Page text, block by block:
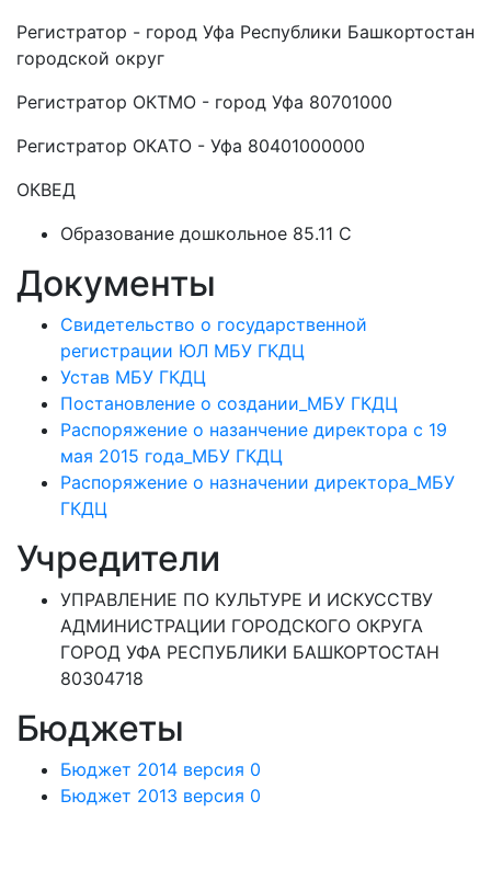
Регистратор - город Уфа Республики Башкортостан
городской округ
Регистратор ОКТМО - город Уфа 80701000
Регистратор ОКАТО - Уфа 80401000000
ОКВЕД
Образование дошкольное 85.11 C
Документы
Свидетельство о государственной
регистрации ЮЛ МБУ ГКДЦ
Устав МБУ ГКДЦ
Постановление о создании_МБУ ГКДЦ
Распоряжение о назанчение директора с 19
мая 2015 года_МБУ ГКДЦ
Распоряжение о назначении директора_МБУ
ГКДЦ
Учредители
УПРАВЛЕНИЕ ПО КУЛЬТУРЕ И ИСКУССТВУ
АДМИНИСТРАЦИИ ГОРОДСКОГО ОКРУГА
ГОРОД УФА РЕСПУБЛИКИ БАШКОРТОСТАН
80304718
Бюджеты
Бюджет 2014 версия 0
Бюджет 2013 версия 0